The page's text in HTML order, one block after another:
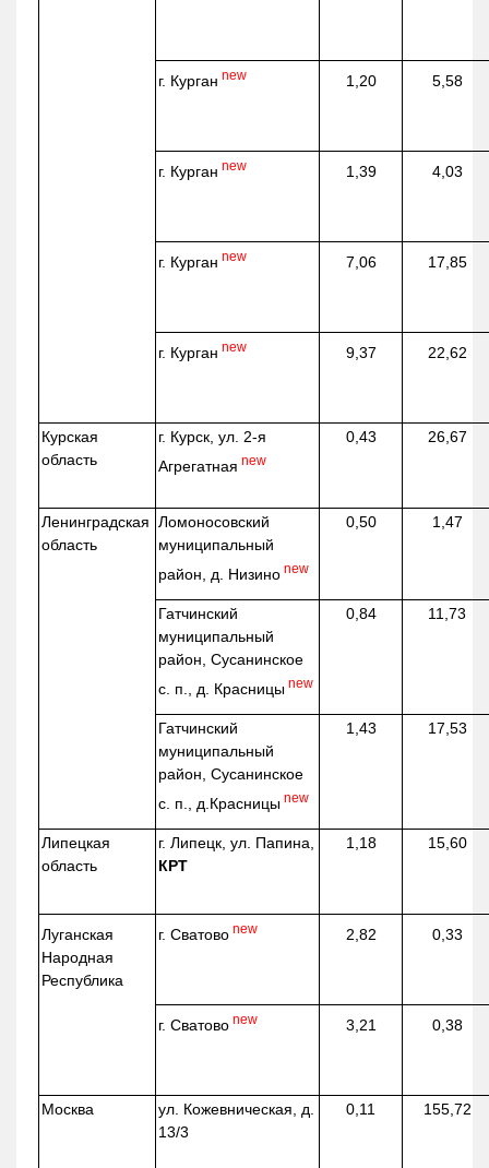
г. Курган new 1,20 5,58
г. Курган new 1,39 4,03
г. Курган new 7,06 17,85
г. Курган new 9,37 22,62
Курская
область
г. Курск, ул. 2-я
Агрегатная new
0,43 26,67
Ленинградская
область
Ломоносовский
муниципальный
район, д. Низино new
0,50 1,47
Гатчинский
муниципальный
район, Сусанинское
с. п., д. Красницы new
0,84 11,73
Гатчинский
муниципальный
район, Сусанинское
с. п., д.Красницы new
1,43 17,53
Липецкая
область
г. Липецк, ул. Папина,
КРТ
1,18 15,60
Луганская
Народная
Республика
г. Сватово new 2,82 0,33
г. Сватово new 3,21 0,38
Москва ул. Кожевническая , д.
13/3
0,11 155,72